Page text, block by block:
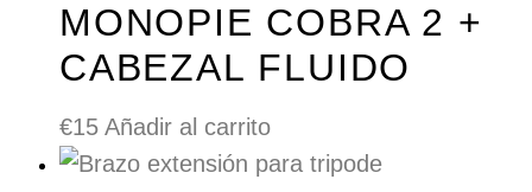
MONOPIE COBRA 2 +
CABEZAL FLUIDO
€15 Añadir al carrito